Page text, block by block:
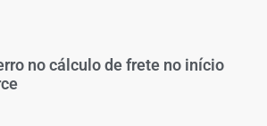
no cálculo de frete no início